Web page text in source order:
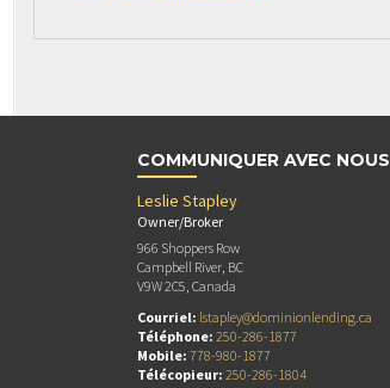
COMMUNIQUER AVEC NOUS
Leslie Stapley
Owner/Broker
966 Shoppers Row
Campbell River, BC
V9W 2C5, Canada
Courriel: lstapley@dominionlending.ca
Téléphone: 250-286-1877
Mobile: 778-980-1877
Télécopieur: 250-286-1804